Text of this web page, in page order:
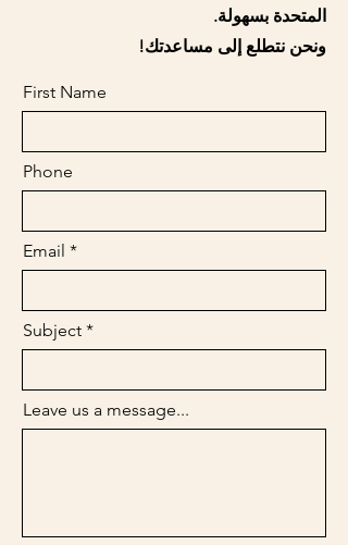
المتحدة بسهولة.
ونحن نتطلع إلى مساعدتك!
First Name
Phone
Email
Subject
Leave us a message...